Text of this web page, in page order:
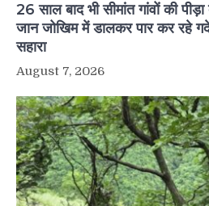
26 साल बाद भी सीमांत गांवों की
जान जोखिम में डालकर पार कर रहे
सहारा
August 7, 2026